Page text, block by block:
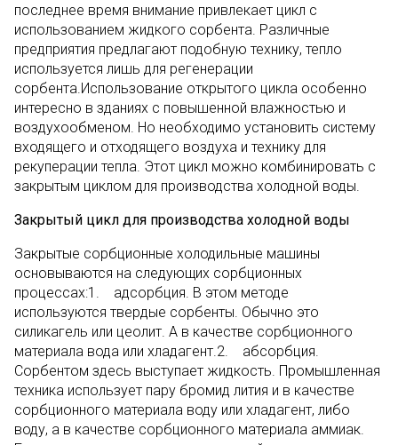
последнее время внимание привлекает цикл с
использованием жидкого сорбента. Различные
предприятия предлагают подобную технику, тепло
используется лишь для регенерации
сорбента.Использование открытого цикла особенно
интересно в зданиях с повышенной влажностью и
воздухообменом. Но необходимо установить систему
входящего и отходящего воздуха и технику для
рекуперации тепла. Этот цикл можно комбинировать с
закрытым циклом для производства холодной воды.
Закрытый цикл для производства холодной воды
Закрытые сорбционные холодильные машины
основываются на следующих сорбционных
процессах:1. адсорбция. В этом методе
используются твердые сорбенты. Обычно это
силикагель или цеолит. А в качестве сорбционного
материала вода или хладагент.2. абсорбция.
Сорбентом здесь выступает жидкость. Промышленная
техника использует пару бромид лития и в качестве
сорбционного материала воду или хладагент, либо
воду, а в качестве сорбционного материала аммиак.